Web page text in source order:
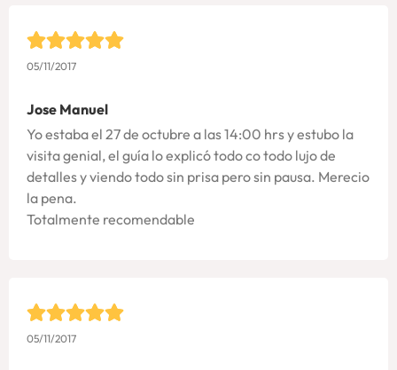
05/11/2017
Jose Manuel
Yo estaba el 27 de octubre a las 14:00 hrs y estubo la
visita genial, el guía lo explicó todo co todo lujo de
detalles y viendo todo sin prisa pero sin pausa. Merecio
la pena.
Totalmente recomendable
05/11/2017